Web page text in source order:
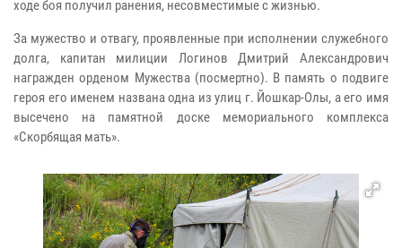
ходе боя получил ранения, несовместимые с жизнью.
За мужество и отвагу, проявленные при исполнении служебного
долга, капитан милиции Логинов Дмитрий Александрович
награжден орденом Мужества (посмертно). В память о подвиге
героя его именем названа одна из улиц г. Йошкар-Олы, а его имя
высечено на памятной доске мемориального комплекса
«Скорбящая мать».